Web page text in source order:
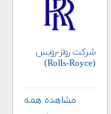
شرکت رولز-رویس
(Rolls-Royce)
مشاهده همه